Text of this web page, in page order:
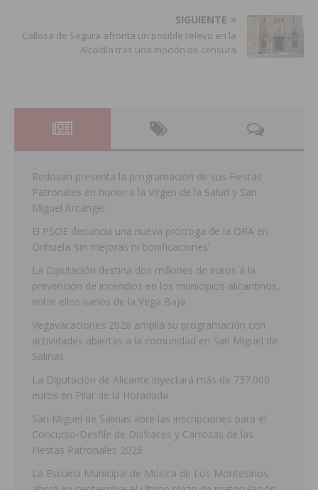
SIGUIENTE
Callosa de Segura afronta un posible relevo en la
Alcaldía tras una moción de censura
Redován presenta la programación de sus Fiestas
Patronales en honor a la Virgen de la Salud y San
Miguel Arcángel
El PSOE denuncia una nueva prórroga de la ORA en
Orihuela ‘sin mejoras ni bonificaciones’
La Diputación destina dos millones de euros a la
prevención de incendios en los municipios alicantinos,
entre ellos varios de la Vega Baja
Vegavacaciones 2026 amplía su programación con
actividades abiertas a la comunidad en San Miguel de
Salinas
La Diputación de Alicante inyectará más de 737.000
euros en Pilar de la Horadada
San Miguel de Salinas abre las inscripciones para el
Concurso-Desfile de Disfraces y Carrozas de las
Fiestas Patronales 2026
La Escuela Municipal de Música de Los Montesinos